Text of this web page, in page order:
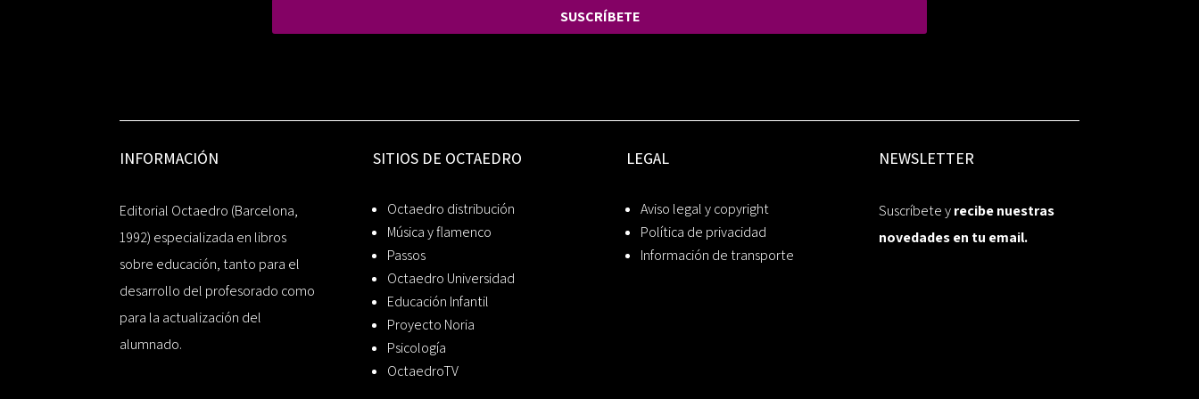
SUSCRÍBETE
INFORMACIÓN
Editorial Octaedro (Barcelona,
1992) especializada en libros
sobre educación, tanto para el
desarrollo del profesorado como
para la actualización del
alumnado.
SITIOS DE OCTAEDRO
Octaedro distribución
Música y flamenco
Passos
Octaedro Universidad
Educación Infantil
Proyecto Noria
Psicología
OctaedroTV
LEGAL
Aviso legal y copyright
Política de privacidad
Información de transporte
NEWSLETTER
Suscríbete yrecibe nuestras
novedades en tu email.